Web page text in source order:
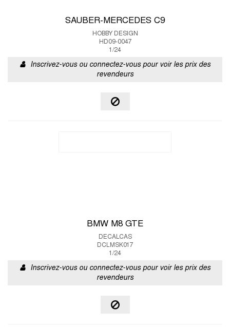
SAUBER-MERCEDES C9
HOBBY DESIGN
HD09-0047
1/24
Inscrivez-vous ou connectez-vous pour voir les prix des
revendeurs
BMW M8 GTE
DECALCAS
DCLMSK017
1/24
Inscrivez-vous ou connectez-vous pour voir les prix des
revendeurs